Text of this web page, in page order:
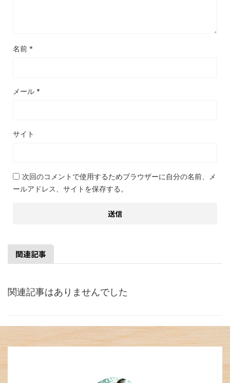
名前 *
メール *
サイト
次回のコメントで使用するためブラウザーに自分の名前、メ
ールアドレス、サイトを保存する。
関連記事
関連記事はありませんでした